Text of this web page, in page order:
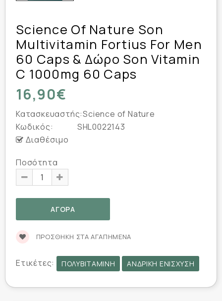
Science Of Nature Son
Multivitamin Fortius For Men
60 Caps & Δώρο Son Vitamin
C 1000mg 60 Caps
16,90€
Κατασκευαστής:Science of Nature
Κωδικός:
SHL0022143
Διαθέσιμο
Ποσότητα
ΠΡΟΣΘΉΚΗ ΣΤΑ ΑΓΑΠΗΜΈΝΑ
Ετικέτες: ΠΟΛΥΒΙΤΑΜΊΝΗ ΑΝΔΡΙΚΉ ΕΝΊΣΧΥΣΗ